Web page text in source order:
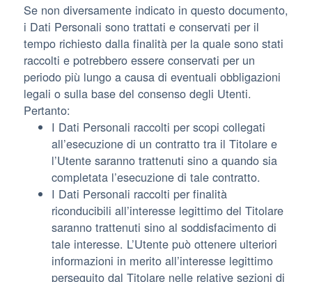
Se non diversamente indicato in questo documento,
i Dati Personali sono trattati e conservati per il
tempo richiesto dalla finalità per la quale sono stati
raccolti e potrebbero essere conservati per un
periodo più lungo a causa di eventuali obbligazioni
legali o sulla base del consenso degli Utenti.
Pertanto:
I Dati Personali raccolti per scopi collegati
all’esecuzione di un contratto tra il Titolare e
l’Utente saranno trattenuti sino a quando sia
completata l’esecuzione di tale contratto.
I Dati Personali raccolti per finalità
riconducibili all’interesse legittimo del Titolare
saranno trattenuti sino al soddisfacimento di
tale interesse. L’Utente può ottenere ulteriori
informazioni in merito all’interesse legittimo
perseguito dal Titolare nelle relative sezioni di